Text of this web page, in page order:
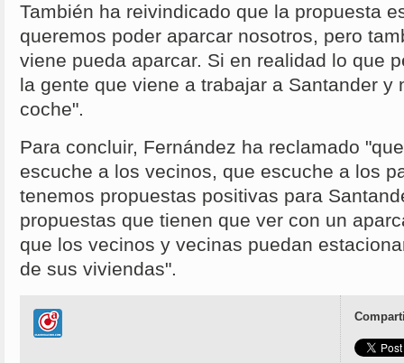
También ha reivindicado que la propuesta
queremos poder aparcar nosotros, pero
viene pueda aparcar. Si en realidad lo que
la gente que viene a trabajar a Santander y
coche".
Para concluir, Fernández ha reclamado
escuche a los vecinos, que escuche a los
tenemos propuestas positivas para
propuestas que tienen que ver con un
que los vecinos y vecinas puedan
de sus viviendas".